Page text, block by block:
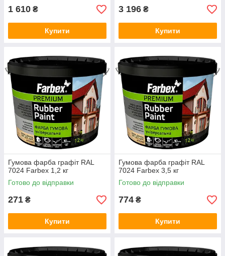
1 610 ₴
Купити
3 196 ₴
Купити
Гумова фарба графіт RAL
7024 Farbex 1,2 кг
Готово до відправки
271 ₴
Купити
Гумова фарба графіт RAL
7024 Farbex 3,5 кг
Готово до відправки
774 ₴
Купити